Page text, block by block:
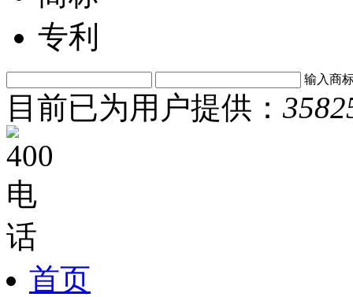
专利
输入商
目前已为用户提供：
首页